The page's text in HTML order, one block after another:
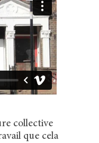
collective
que cela